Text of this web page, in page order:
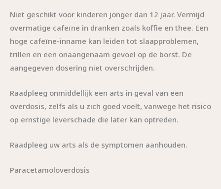
Niet geschikt voor kinderen jonger dan 12 jaar. Vermijd
overmatige cafeïne in dranken zoals koffie en thee. Een
hoge cafeïne-inname kan leiden tot slaapproblemen,
trillen en een onaangenaam gevoel op de borst. De
aangegeven dosering niet overschrijden.
Raadpleeg onmiddellijk een arts in geval van een
overdosis, zelfs als u zich goed voelt, vanwege het risico
op ernstige leverschade die later kan optreden.
Raadpleeg uw arts als de symptomen aanhouden.
Paracetamoloverdosis